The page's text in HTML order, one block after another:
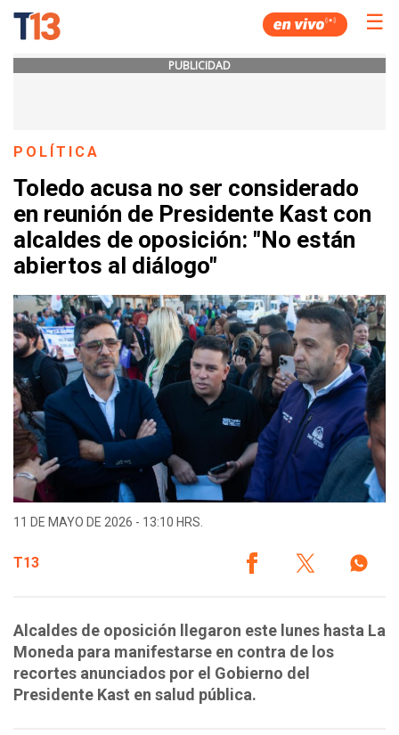
☰
PUBLICIDAD
POLÍTICA
Toledo acusa no ser considerado
en reunión de Presidente Kast con
alcaldes de oposición: "No están
abiertos al diálogo"
11 DE MAYO DE 2026 - 13:10 HRS.
T13
Alcaldes de oposición llegaron este lunes hasta La
Moneda para manifestarse en contra de los
recortes anunciados por el Gobierno del
Presidente Kast en salud pública.